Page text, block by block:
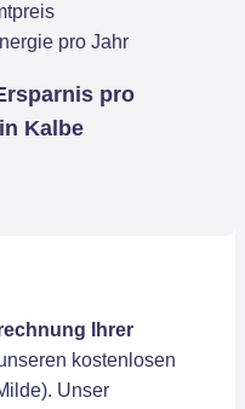
pro Jahr
pro
Kalbe
Ihrer
kostenlosen
Unser